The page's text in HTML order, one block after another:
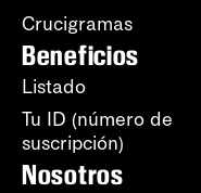
Crucigramas
Beneficios
Listado
Tu ID (número de
suscripción)
Nosotros